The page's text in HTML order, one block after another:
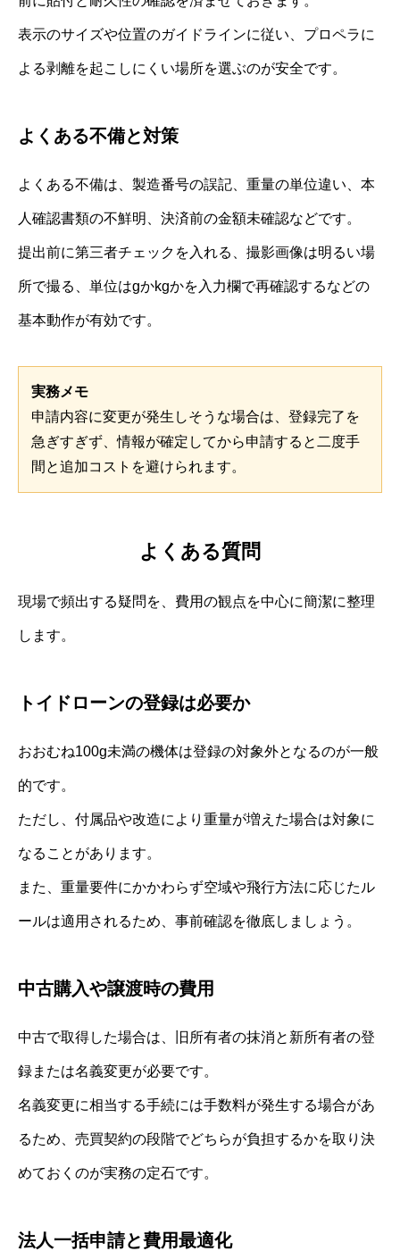
表示のサイズや位置のガイドラインに従い、プロペラに
よる剥離を起こしにくい場所を選ぶのが安全です。
よくある不備と対策
よくある不備は、製造番号の誤記、重量の単位違い、本
人確認書類の不鮮明、決済前の金額未確認などです。
提出前に第三者チェックを入れる、撮影画像は明るい場
所で撮る、単位はgかkgかを入力欄で再確認するなどの
基本動作が有効です。
実務メモ
申請内容に変更が発生しそうな場合は、登録完了を
急ぎすぎず、情報が確定してから申請すると二度手
間と追加コストを避けられます。
よくある質問
現場で頻出する疑問を、費用の観点を中心に簡潔に整理
します。
トイドローンの登録は必要か
おおむね100g未満の機体は登録の対象外となるのが一般
的です。
ただし、付属品や改造により重量が増えた場合は対象に
なることがあります。
また、重量要件にかかわらず空域や飛行方法に応じたル
ールは適用されるため、事前確認を徹底しましょう。
中古購入や譲渡時の費用
中古で取得した場合は、旧所有者の抹消と新所有者の登
録または名義変更が必要です。
名義変更に相当する手続には手数料が発生する場合があ
るため、売買契約の段階でどちらが負担するかを取り決
めておくのが実務の定石です。
法人一括申請と費用最適化